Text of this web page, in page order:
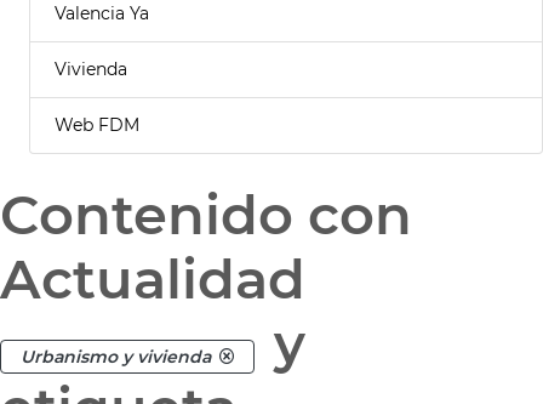
Valencia Ya
Vivienda
Web FDM
Contenido con
Actualidad
Urbanismo y vivienda
y